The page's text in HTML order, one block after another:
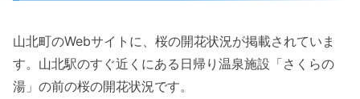
山北町のWebサイトに、桜の開花状況が掲載されていま
す。山北駅のすぐ近くにある日帰り温泉施設「さくらの
湯」の前の桜の開花状況です。